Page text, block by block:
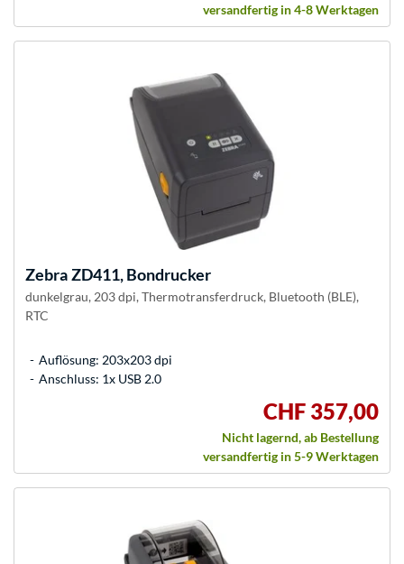
versandfertig in 4-8 Werktagen
ZebraZD411, Bondrucker
dunkelgrau, 203 dpi, Thermotransferdruck, Bluetooth (BLE),
RTC
Auflösung: 203x203 dpi
Anschluss: 1x USB 2.0
CHF 357,00
Nicht lagernd, ab Bestellung
versandfertig in 5-9 Werktagen